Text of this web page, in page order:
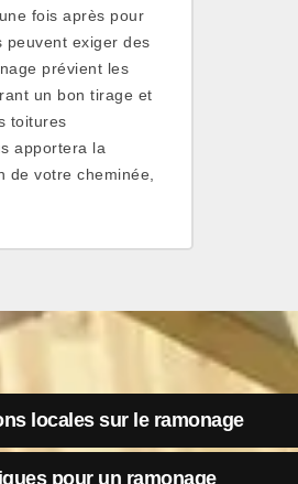
fois après pour
peuvent exiger des
prévient les
un bon tirage et
toitures
apportera la
de votre cheminée,
locales sur le ramonage
pour un ramonage